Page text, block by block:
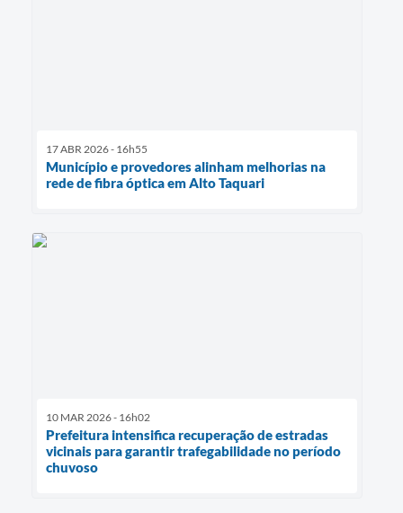
17 ABR 2026 - 16h55
Município e provedores alinham melhorias na
rede de fibra óptica em Alto Taquari
10 MAR 2026 - 16h02
Prefeitura intensifica recuperação de estradas
vicinais para garantir trafegabilidade no período
chuvoso